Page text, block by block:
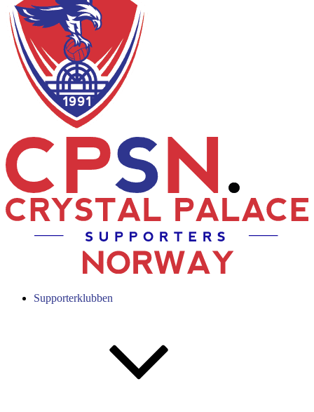
Supporterklubben